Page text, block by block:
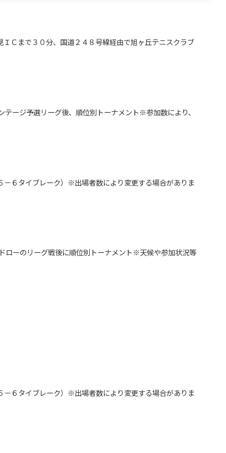
Ｃまで３０分、国道２４８号線経由で旭ヶ丘テニスクラブ
ージ予選リーグ後、順位別トーナメント※参加数により、
６タイブレーク）※出場者数により変更する場合がありま
ーのリーグ戦後に順位別トーナメント※天候や参加状況等
６タイブレーク）※出場者数により変更する場合がありま